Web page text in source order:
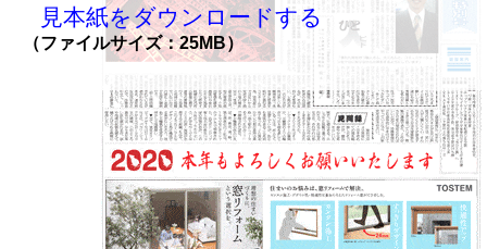
見本紙をダウンロードする
（ファイルサイズ：25MB）